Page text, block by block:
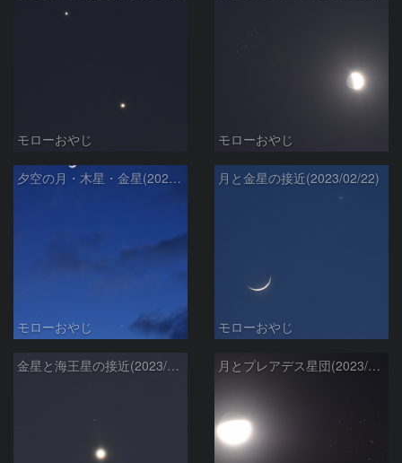
モローおやじ モローおやじ
夕空の月・木星・金星(2023/02/23)
モローおやじ
月と金星の接近(2023/02/22)
モローおやじ
金星と海王星の接近(2023/02/15) 月とプレアデス星団(2023/01/30)